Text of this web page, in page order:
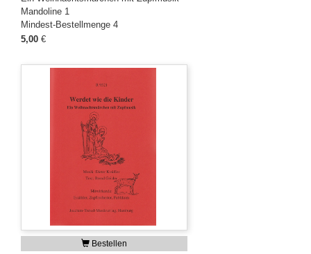
Mandoline 1
Mindest-Bestellmenge 4
5,00 €
Bestellen